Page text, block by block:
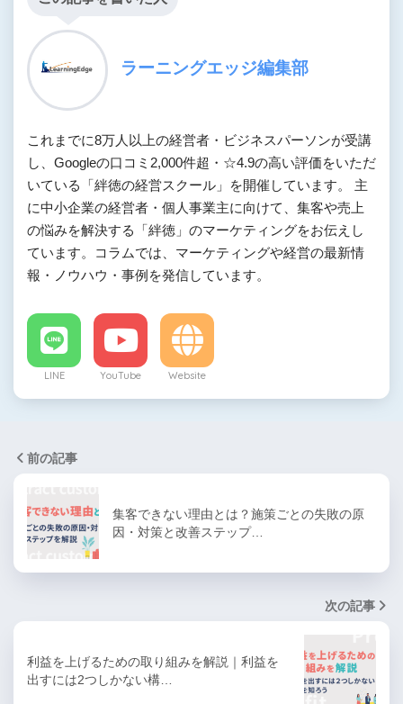
ラーニングエッジ編集部
これまでに8万人以上の経営者・ビジネスパーソンが受講
し、Googleの口コミ2,000件超・☆4.9の高い評価をいただ
いている「絆徳の経営スクール」を開催しています。 主
に中小企業の経営者・個人事業主に向けて、集客や売上
の悩みを解決する「絆徳」のマーケティングをお伝えし
ています。コラムでは、マーケティングや経営の最新情
報・ノウハウ・事例を発信しています。
LINE YouTube Website
前の記事
集客できない理由とは？施策ごとの失敗の原
因・対策と改善ステップ…
次の記事
利益を上げるための取り組みを解説｜利益を
出すには2つしかない構…